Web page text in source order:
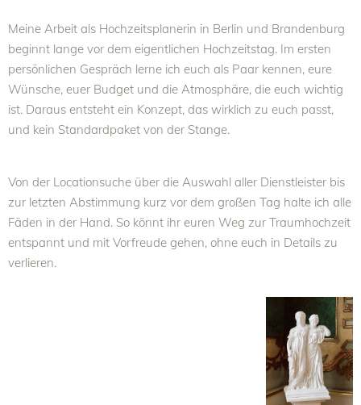
Meine Arbeit als Hochzeitsplanerin in Berlin und Brandenburg
beginnt lange vor dem eigentlichen Hochzeitstag. Im ersten
persönlichen Gespräch lerne ich euch als Paar kennen, eure
Wünsche, euer Budget und die Atmosphäre, die euch wichtig
ist. Daraus entsteht ein Konzept, das wirklich zu euch passt,
und kein Standardpaket von der Stange.
Von der Locationsuche über die Auswahl aller Dienstleister bis
zur letzten Abstimmung kurz vor dem großen Tag halte ich alle
Fäden in der Hand. So könnt ihr euren Weg zur Traumhochzeit
entspannt und mit Vorfreude gehen, ohne euch in Details zu
verlieren.